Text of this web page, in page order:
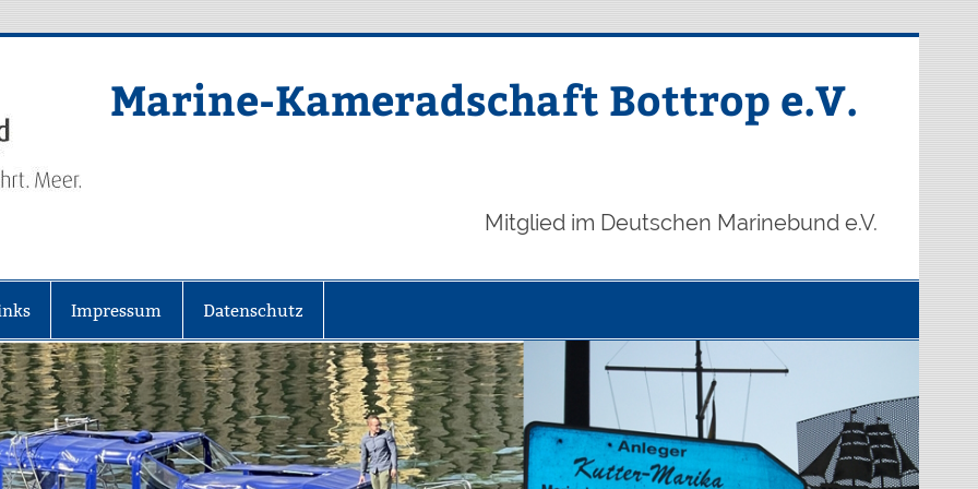
Marine-Kameradschaft Bottrop e.V.
Mitglied im Deutschen Marinebund e.V.
Impressum Datenschutz